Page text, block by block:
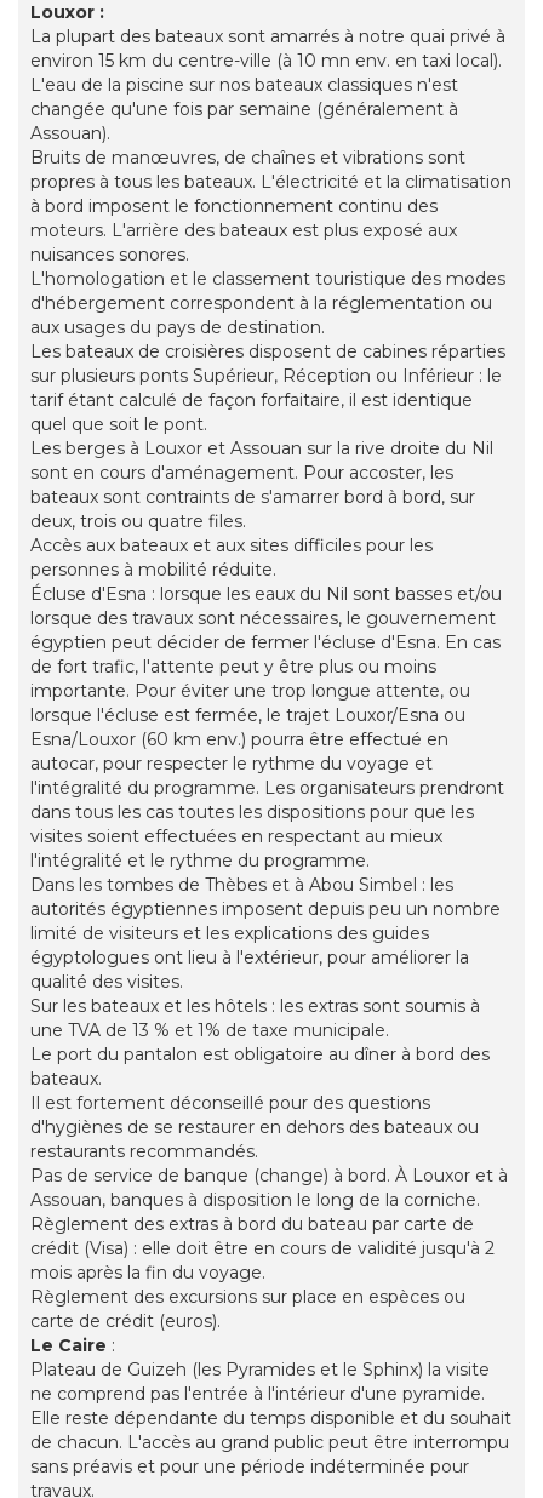
Louxor :
La plupart des bateaux sont amarrés à notre quai privé à
environ 15 km du centre-ville (à 10 mn env. en taxi local).
L'eau de la piscine sur nos bateaux classiques n'est
changée qu'une fois par semaine (généralement à
Assouan).
Bruits de manœuvres, de chaînes et vibrations sont
propres à tous les bateaux. L'électricité et la climatisation
à bord imposent le fonctionnement continu des
moteurs. L'arrière des bateaux est plus exposé aux
nuisances sonores.
L'homologation et le classement touristique des modes
d'hébergement correspondent à la réglementation ou
aux usages du pays de destination.
Les bateaux de croisières disposent de cabines réparties
sur plusieurs ponts Supérieur, Réception ou Inférieur : le
tarif étant calculé de façon forfaitaire, il est identique
quel que soit le pont.
Les berges à Louxor et Assouan sur la rive droite du Nil
sont en cours d'aménagement. Pour accoster, les
bateaux sont contraints de s'amarrer bord à bord, sur
deux, trois ou quatre files.
Accès aux bateaux et aux sites difficiles pour les
personnes à mobilité réduite.
Écluse d'Esna : lorsque les eaux du Nil sont basses et/ou
lorsque des travaux sont nécessaires, le gouvernement
égyptien peut décider de fermer l'écluse d'Esna. En cas
de fort trafic, l'attente peut y être plus ou moins
importante. Pour éviter une trop longue attente, ou
lorsque l'écluse est fermée, le trajet Louxor/Esna ou
Esna/Louxor (60 km env.) pourra être effectué en
autocar, pour respecter le rythme du voyage et
l'intégralité du programme. Les organisateurs prendront
dans tous les cas toutes les dispositions pour que les
visites soient effectuées en respectant au mieux
l'intégralité et le rythme du programme.
Dans les tombes de Thèbes et à Abou Simbel : les
autorités égyptiennes imposent depuis peu un nombre
limité de visiteurs et les explications des guides
égyptologues ont lieu à l'extérieur, pour améliorer la
qualité des visites.
Sur les bateaux et les hôtels : les extras sont soumis à
une TVA de 13 % et 1% de taxe municipale.
Le port du pantalon est obligatoire au dîner à bord des
bateaux.
Il est fortement déconseillé pour des questions
d'hygiènes de se restaurer en dehors des bateaux ou
restaurants recommandés.
Pas de service de banque (change) à bord. À Louxor et à
Assouan, banques à disposition le long de la corniche.
Règlement des extras à bord du bateau par carte de
crédit (Visa) : elle doit être en cours de validité jusqu'à 2
mois après la fin du voyage.
Règlement des excursions sur place en espèces ou
carte de crédit (euros).
Le Caire :
Plateau de Guizeh (les Pyramides et le Sphinx) la visite
ne comprend pas l'entrée à l'intérieur d'une pyramide.
Elle reste dépendante du temps disponible et du souhait
de chacun. L'accès au grand public peut être interrompu
sans préavis et pour une période indéterminée pour
travaux.